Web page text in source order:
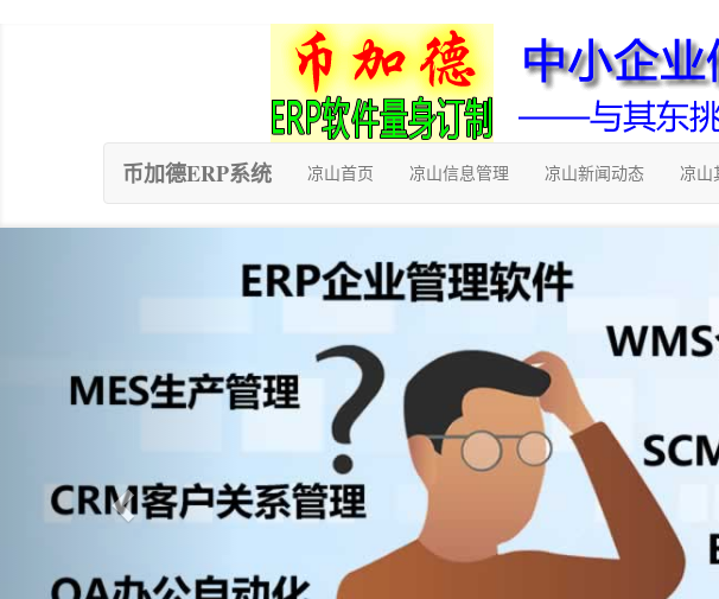
币加德ERP系统 凉山首页 凉山信息管理 凉山新闻动态 凉山